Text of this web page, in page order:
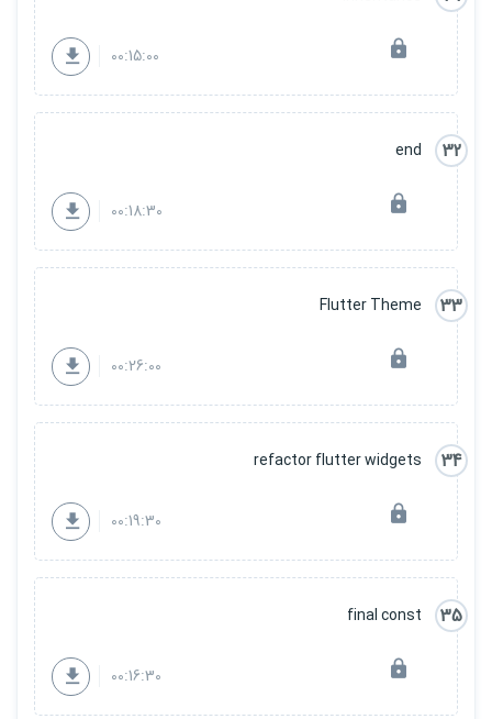
00:15:00
32
end
00:18:30
33
Flutter Theme
00:26:00
34
refactor flutter widgets
00:19:30
35
final const
00:16:30